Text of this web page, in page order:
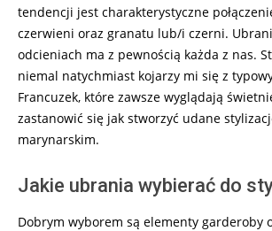
tendencji jest charakterystyczne
czerwieni oraz granatu lub/i czerni.
odcieniach ma z pewnością każda z nas.
niemal natychmiast kojarzy mi się z
Francuzek, które zawsze wyglądają
zastanowić się jak stworzyć udane
marynarskim.
Jakie ubrania wybierać do
Dobrym wyborem są elementy garderoby